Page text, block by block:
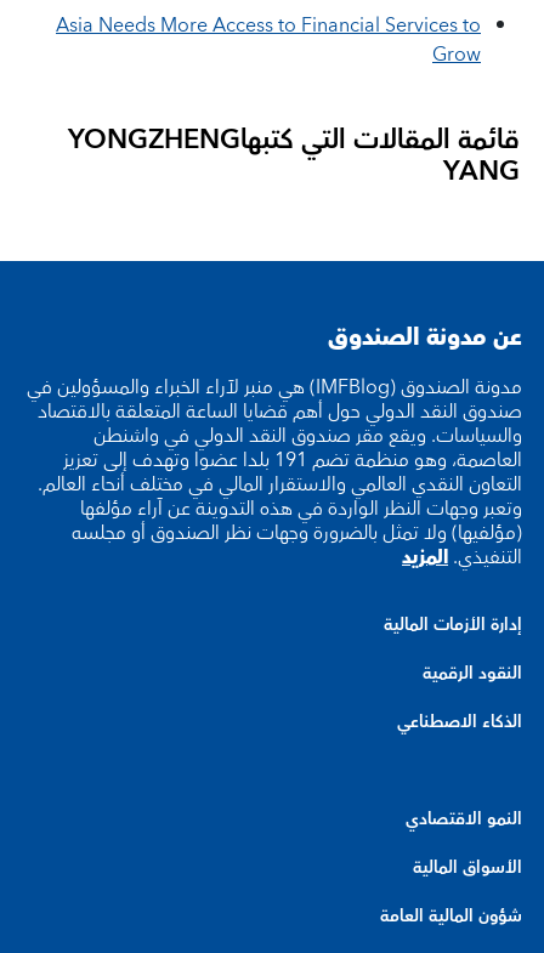
Asia Needs More Access to Financial Services to
Grow
قائمة المقالات التي كتبهاYONGZHENG
YANG
عن مدونة الصندوق
مدونة الصندوق (IMFBlog) هي منبر لآراء الخبراء والمسؤولين في
صندوق النقد الدولي حول أهم قضايا الساعة المتعلقة بالاقتصاد
والسياسات. ويقع مقر صندوق النقد الدولي في واشنطن
العاصمة، وهو منظمة تضم 191 بلدا عضوا وتهدف إلى تعزيز
التعاون النقدي العالمي والاستقرار المالي في مختلف أنحاء العالم.
وتعبر وجهات النظر الواردة في هذه التدوينة عن آراء مؤلفها
(مؤلفيها) ولا تمثل بالضرورة وجهات نظر الصندوق أو مجلسه
التنفيذي.المزيد
إدارة الأزمات المالية
النقود الرقمية
الذكاء الاصطناعي
النمو الاقتصادي
الأسواق المالية
شؤون المالية العامة